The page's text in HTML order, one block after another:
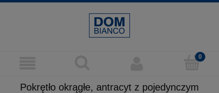
Pokrętło okrągłe, antracyt z pojedynczym